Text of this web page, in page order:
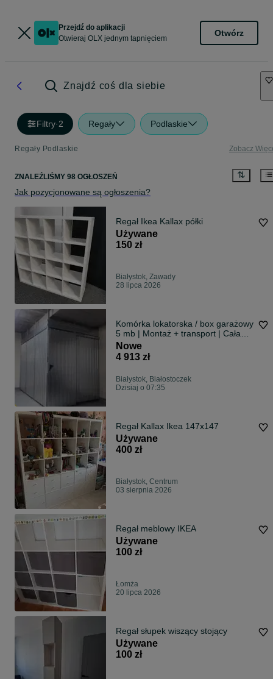
Przejdź do aplikacji
Otwieraj OLX jednym tapnięciem
Otwórz
Znajdź coś dla siebie
Filtry·2 Regały Podlaskie
Regały Podlaskie Zobacz
ZNALEŹLIŚMY 98 OGŁOSZEŃ
Jak pozycjonowane są ogłoszenia?
Regał Ikea Kallax półki
Używane
150 zł
Białystok, Zawady
28 lipca 2026
Komórka lokatorska / box garażowy
5 mb | Montaż + transport | Cała
Polska
Nowe
4 913 zł
Białystok, Białostoczek
Dzisiaj o 07:35
Regał Kallax Ikea 147x147
Używane
400 zł
Białystok, Centrum
03 sierpnia 2026
Regał meblowy IKEA
Używane
100 zł
Łomża
20 lipca 2026
Regał słupek wiszący stojący
Używane
100 zł